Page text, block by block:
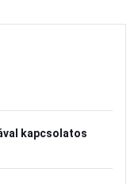
kapcsolatos